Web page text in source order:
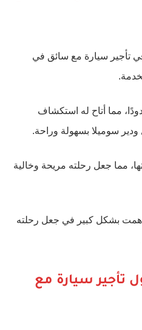
تأجير سيارة مع سائق في
مما أتاح له استكشاف
ودير سوميلا بسهولة وراحة.
مما جعل رحلته مريحة وخالية
بشكل كبير في جعل رحلته
تأجير سيارة مع